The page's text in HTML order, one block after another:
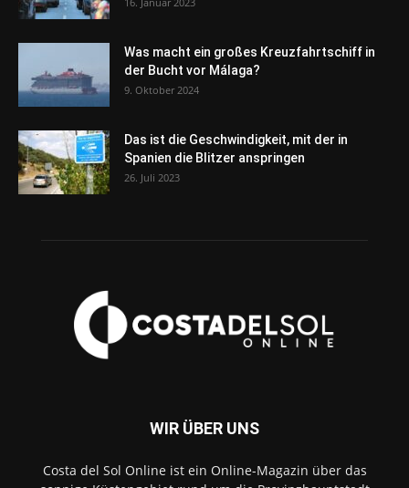
Was macht ein großes Kreuzfahrtschiff in
der Bucht vor Málaga?
9. Oktober 2024
Das ist die Geschwindigkeit, mit der in
Spanien die Blitzer anspringen
26. Juli 2023
WIR ÜBER UNS
Costa del Sol Online ist ein Online-Magazin über das